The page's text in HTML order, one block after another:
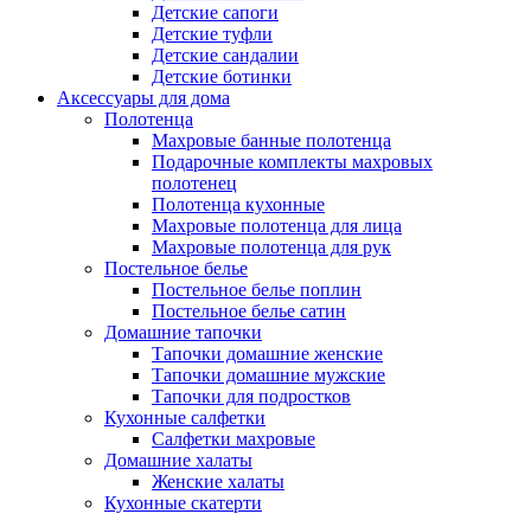
Детские сапоги
Детские туфли
Детские сандалии
Детские ботинки
Аксессуары для дома
Полотенца
Махровые банные полотенца
Подарочные комплекты махровых
полотенец
Полотенца кухонные
Махровые полотенца для лица
Махровые полотенца для рук
Постельное белье
Постельное белье поплин
Постельное белье сатин
Домашние тапочки
Тапочки домашние женские
Тапочки домашние мужские
Тапочки для подростков
Кухонные салфетки
Салфетки махровые
Домашние халаты
Женские халаты
Кухонные скатерти